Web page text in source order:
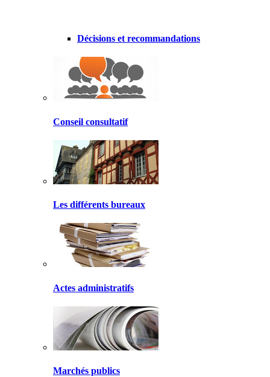
Décisions et recommandations
Conseil consultatif
Les différents bureaux
Actes administratifs
Marchés publics